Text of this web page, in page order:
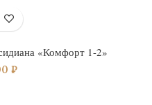
«Комфорт 1-2»
₽